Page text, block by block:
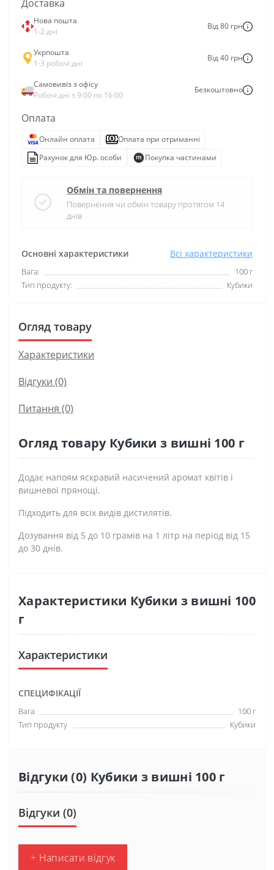
Основні характеристики Всі характеристики
Вага:
100 г
Тип продукту:
Кубики
Доставка
Нова пошта
1-2 дні
Від 80 грн
Укрпошта
1-3 робочі дні
Від 40 грн
Самовивіз з офісу
Робочі дні з 9:00 по 16:00
Безкоштовно
Оплата
Онлайн оплата
Оплата при отриманні
Рахунок для Юр. особи
Покупка частинами
Обмін та повернення
Повернення чи обмін товару протягом 14
днів
Огляд товару
Характеристики
Відгуки (0)
Питання (0)
Огляд товару Кубики з вишні 100 г
Додає напоям яскравий насичений аромат квітів і
вишневої прянощі.
Підходить для всіх видів дистилятів.
Дозування від 5 до 10 грамів на 1 літр на період від 15
до 30 днів.
Характеристики Кубики з вишні 100
г
Характеристики
СПЕЦИФІКАЦІЇ
Вага
100 г
Тип продукту
Кубики
Відгуки (0) Кубики з вишні 100 г
Відгуки (0)
+ Написати відгук